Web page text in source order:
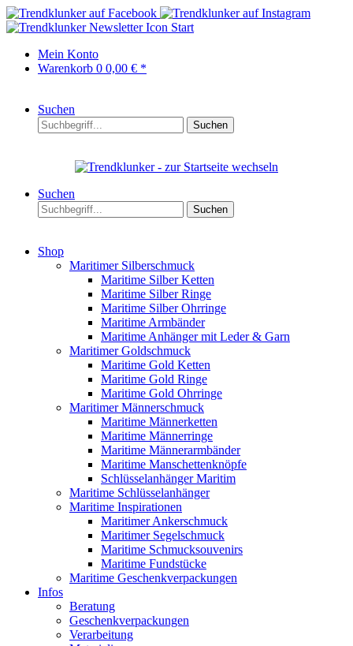
Start
Mein Konto
Warenkorb 0 0,00 € *
Suchen
Suchen
Suchen
Suchen
Shop
Maritimer Silberschmuck
Maritime Silber Ketten
Maritime Silber Ringe
Maritime Silber Ohrringe
Maritime Armbänder
Maritime Anhänger mit Leder & Garn
Maritimer Goldschmuck
Maritime Gold Ketten
Maritime Gold Ringe
Maritime Gold Ohrringe
Maritimer Männerschmuck
Maritime Männerketten
Maritime Männerringe
Maritime Männerarmbänder
Maritime Manschettenknöpfe
Schlüsselanhänger Maritim
Maritime Schlüsselanhänger
Maritime Inspirationen
Maritimer Ankerschmuck
Maritimer Segelschmuck
Maritime Schmucksouvenirs
Maritime Fundstücke
Maritime Geschenkverpackungen
Infos
Beratung
Geschenkverpackungen
Verarbeitung